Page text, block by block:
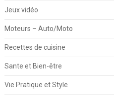
Jeux vidéo
Moteurs – Auto/Moto
Recettes de cuisine
Sante et Bien-être
Vie Pratique et Style